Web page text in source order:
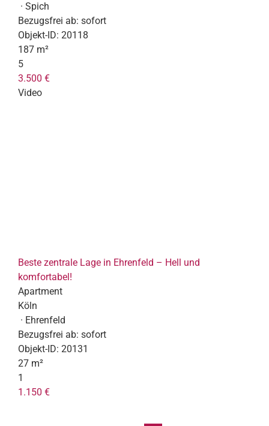
· Spich
Bezugsfrei ab: sofort
Objekt-ID: 20118
187 m²
5
3.500 €
Video
Beste zentrale Lage in Ehrenfeld – Hell und
komfortabel!
Apartment
Köln
· Ehrenfeld
Bezugsfrei ab: sofort
Objekt-ID: 20131
27 m²
1
1.150 €